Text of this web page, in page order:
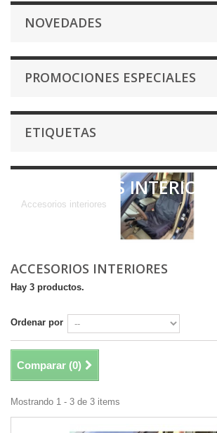
NOVEDADES
PROMOCIONES ESPECIALES
ETIQUETAS
ACCESORIOS INTERIORES
Accesorios interiores
ACCESORIOS INTERIORES
Hay 3 productos.
Ordenar por
Comparar (0)
Mostrando 1 - 3 de 3 items